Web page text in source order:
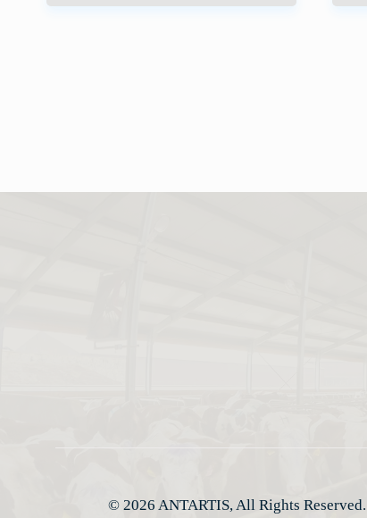
© 2026 ANTARTIS, All Rights Reserved.